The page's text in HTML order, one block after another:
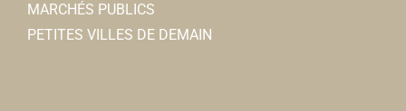
MARCHÉS PUBLICS
PETITES VILLES DE DEMAIN